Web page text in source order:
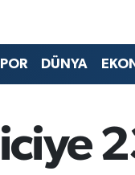
DÜNYA